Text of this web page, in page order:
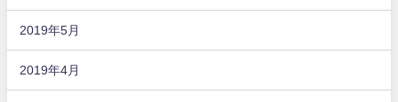
2019年5月
2019年4月